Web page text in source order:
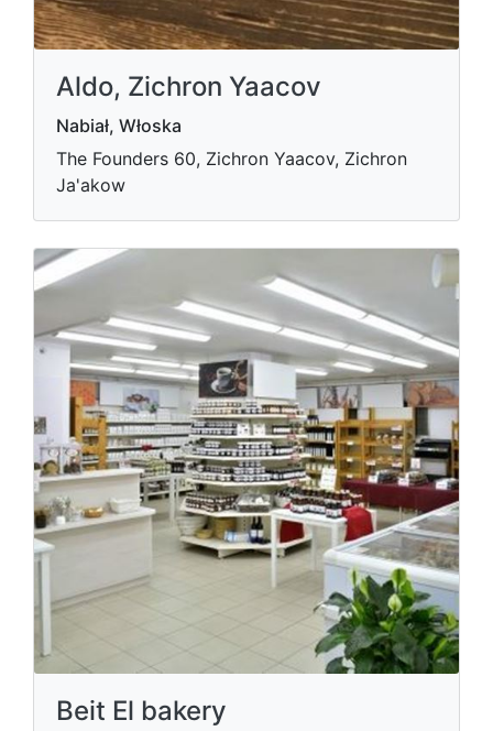
Aldo, Zichron Yaacov
Nabiał, Włoska
The Founders 60, Zichron Yaacov, Zichron
Ja'akow
Beit El bakery